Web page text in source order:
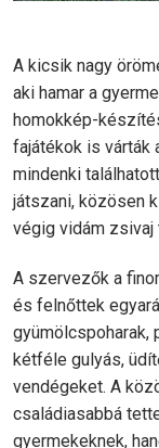
A kicsik nagy
aki hamar a
homokkép-
fajátékok is várták
mindenki
játszani, közösen
végig vidám zsivaj
A szervezők a
és felnőttek
gyümölcspoharak,
kétféle gulyás,
vendégeket. A
családiasabbá
gyermekeknek,